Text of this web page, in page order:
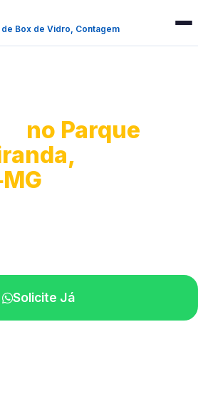
Box de Vidro, Contagem
no Parque
Solicite Já